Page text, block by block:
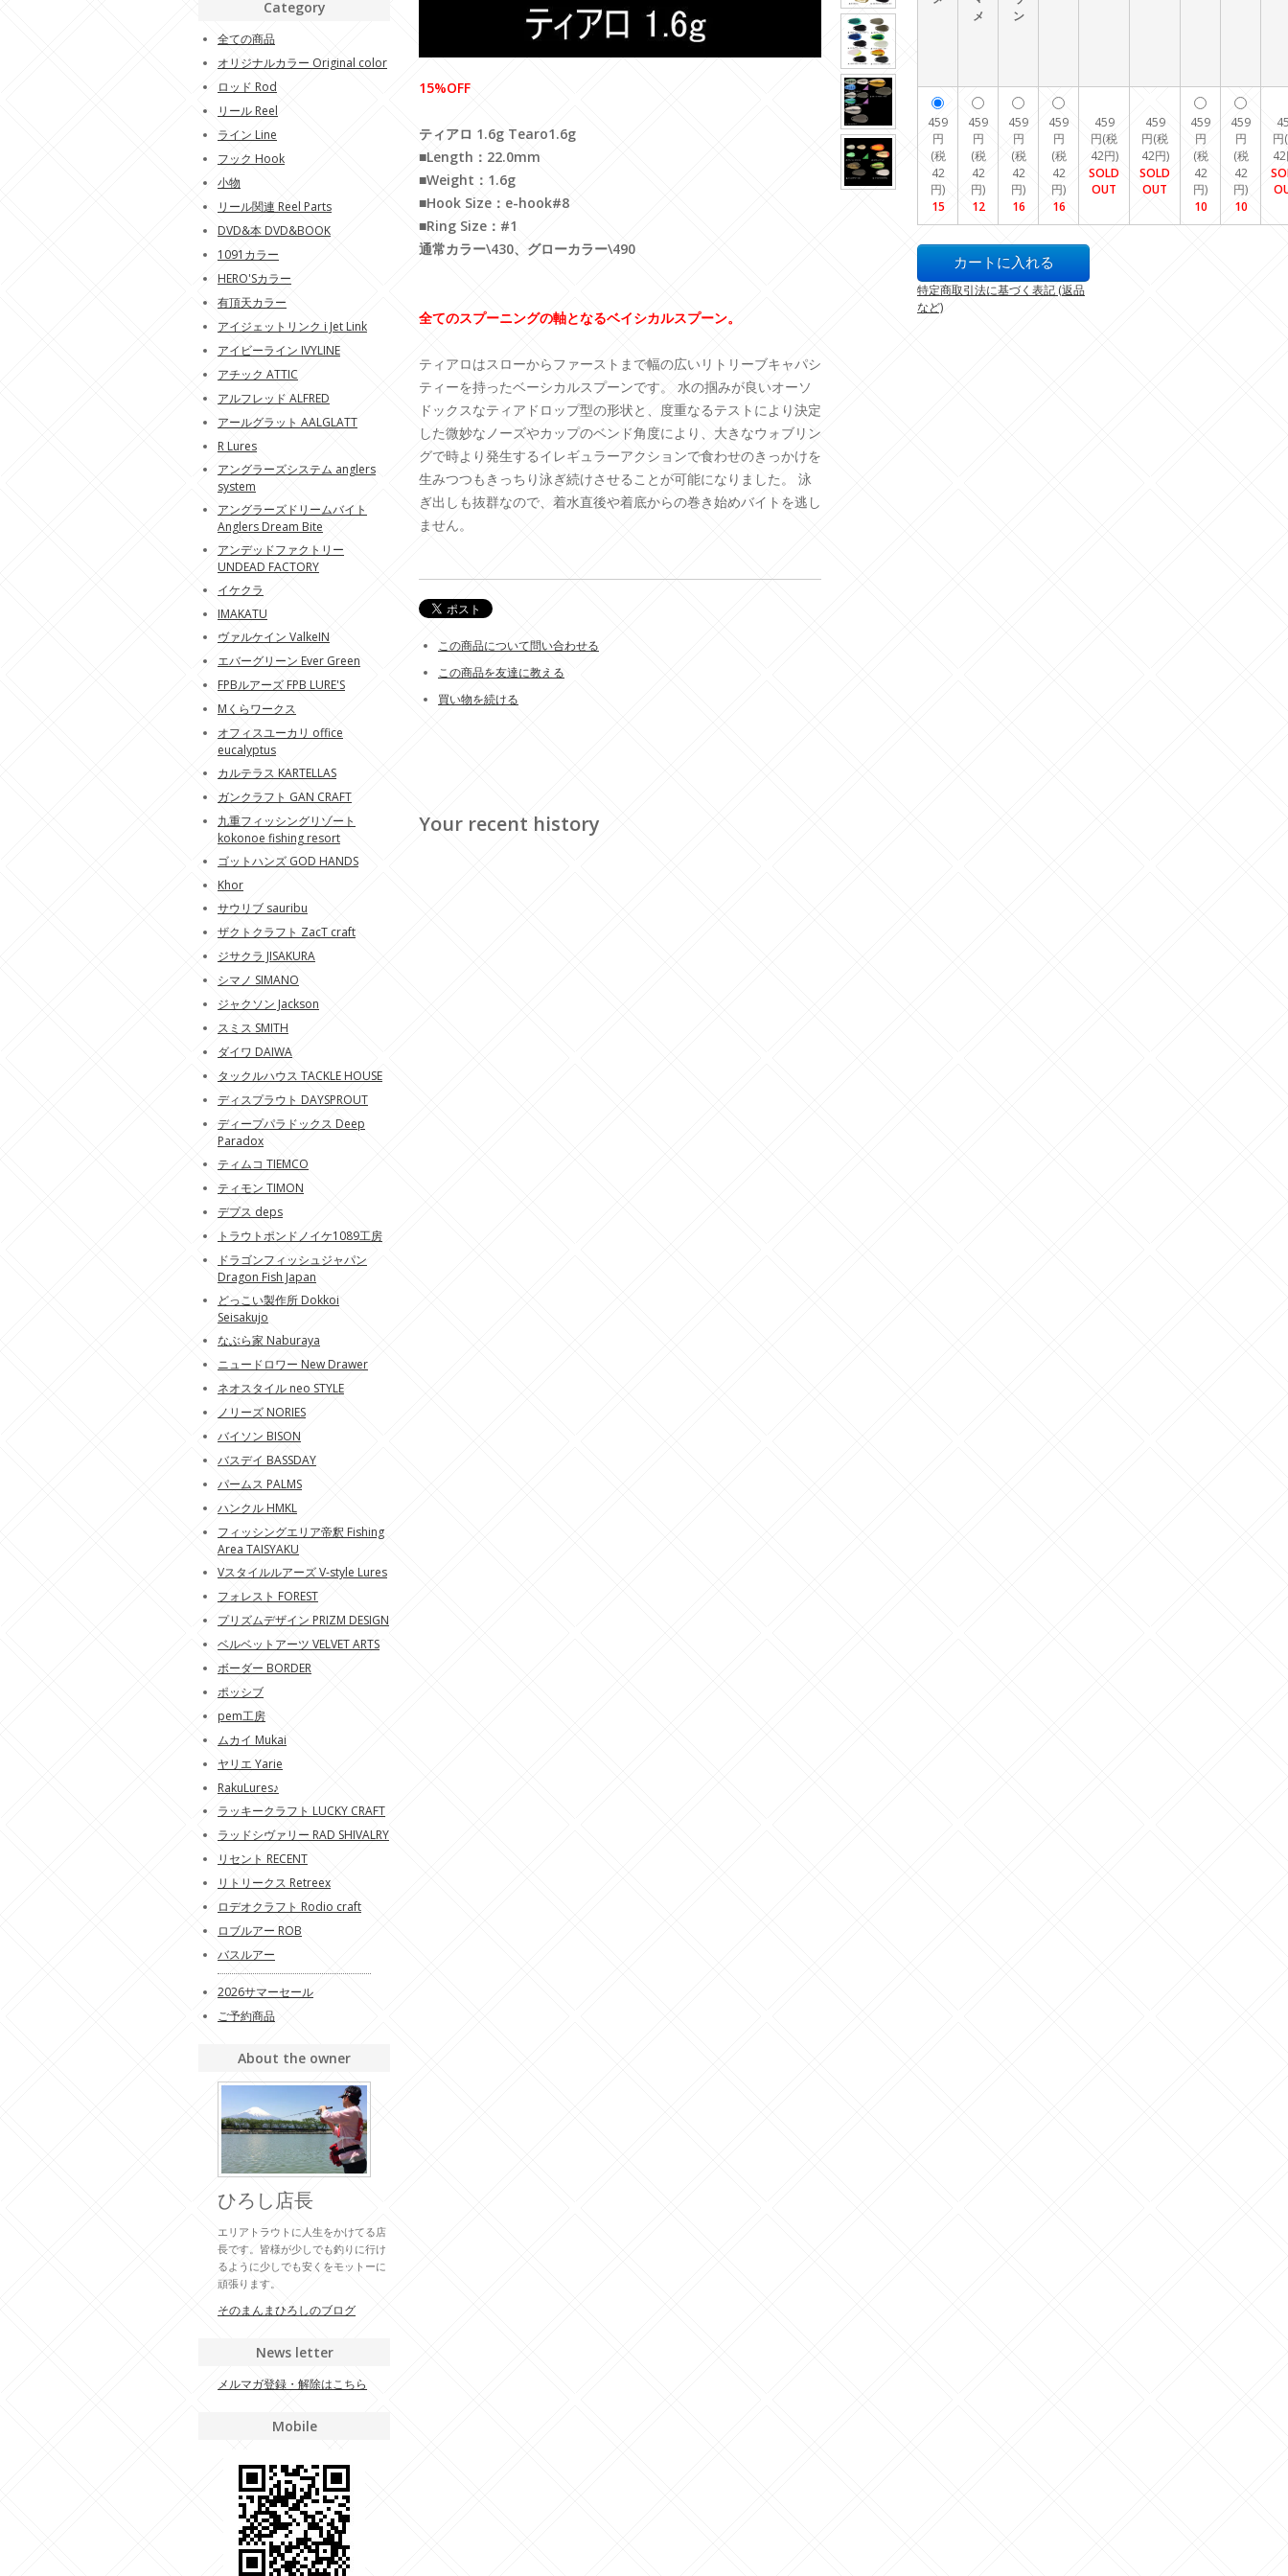
メ
ン
459
円
(税
42
円)
15
459
円
(税
42
円)
12
459
円
(税
42
円)
16
459
円
(税
42
円)
16
459
円(税
42円)
SOLD
OUT
459
円(税
42円)
SOLD
OUT
459
円
(税
42
円)
10
459
円
(税
42
円)
10
円
特定商取引法に基づく表記 (返品
など)
15%OFF
ティアロ 1.6g Tearo1.6g
■Length：22.0mm
■Weight：1.6g
■Hook Size：e-hook#8
■Ring Size：#1
通常カラー\430、グローカラー\490
全てのスプーニングの軸となるベイシカルスプーン。
ティアロはスローからファーストまで幅の広いリトリーブキャパシ
ティーを持ったベーシカルスプーンです。 水の掴みが良いオーソ
ドックスなティアドロップ型の形状と、度重なるテストにより決定
した微妙なノーズやカップのベンド角度により、大きなウォブリン
グで時より発生するイレギュラーアクションで食わせのきっかけを
生みつつもきっちり泳ぎ続けさせることが可能になりました。 泳
ぎ出しも抜群なので、着水直後や着底からの巻き始めバイトを逃し
ません。
この商品について問い合わせる
この商品を友達に教える
買い物を続ける
Your recent history
Category
全ての商品
オリジナルカラー Original color
ロッド Rod
リール Reel
ライン Line
フック Hook
小物
リール関連 Reel Parts
DVD&本 DVD&BOOK
1091カラー
HERO'Sカラー
有頂天カラー
アイジェットリンク i Jet Link
アイビーライン IVYLINE
アチック ATTIC
アルフレッド ALFRED
アールグラット AALGLATT
R Lures
アングラーズシステム anglers
system
アングラーズドリームバイト
Anglers Dream Bite
アンデッドファクトリー
UNDEAD FACTORY
イケクラ
IMAKATU
ヴァルケイン ValkeIN
エバーグリーン Ever Green
FPBルアーズ FPB LURE'S
Mくらワークス
オフィスユーカリ office
eucalyptus
カルテラス KARTELLAS
ガンクラフト GAN CRAFT
九重フィッシングリゾート
kokonoe fishing resort
ゴットハンズ GOD HANDS
Khor
サウリブ sauribu
ザクトクラフト ZacT craft
ジサクラ JISAKURA
シマノ SIMANO
ジャクソン Jackson
スミス SMITH
ダイワ DAIWA
タックルハウス TACKLE HOUSE
ディスプラウト DAYSPROUT
ディープパラドックス Deep
Paradox
ティムコ TIEMCO
ティモン TIMON
デプス deps
トラウトポンドノイケ1089工房
ドラゴンフィッシュジャパン
Dragon Fish Japan
どっこい製作所 Dokkoi
Seisakujo
なぶら家 Naburaya
ニュードロワー New Drawer
ネオスタイル neo STYLE
ノリーズ NORIES
バイソン BISON
バスデイ BASSDAY
パームス PALMS
ハンクル HMKL
フィッシングエリア帝釈 Fishing
Area TAISYAKU
Vスタイルルアーズ V-style Lures
フォレスト FOREST
プリズムデザイン PRIZM DESIGN
ベルベットアーツ VELVET ARTS
ボーダー BORDER
ポッシブ
pem工房
ムカイ Mukai
ヤリエ Yarie
RakuLures♪
ラッキークラフト LUCKY CRAFT
ラッドシヴァリー RAD SHIVALRY
リセント RECENT
リトリークス Retreex
ロデオクラフト Rodio craft
ロブルアー ROB
バスルアー
2026サマーセール
ご予約商品
About the owner
ひろし店長
エリアトラウトに人生をかけてる店
長です。皆様が少しでも釣りに行け
るように少しでも安くをモットーに
頑張ります。
そのまんまひろしのブログ
News letter
メルマガ登録・解除はこちら
Mobile